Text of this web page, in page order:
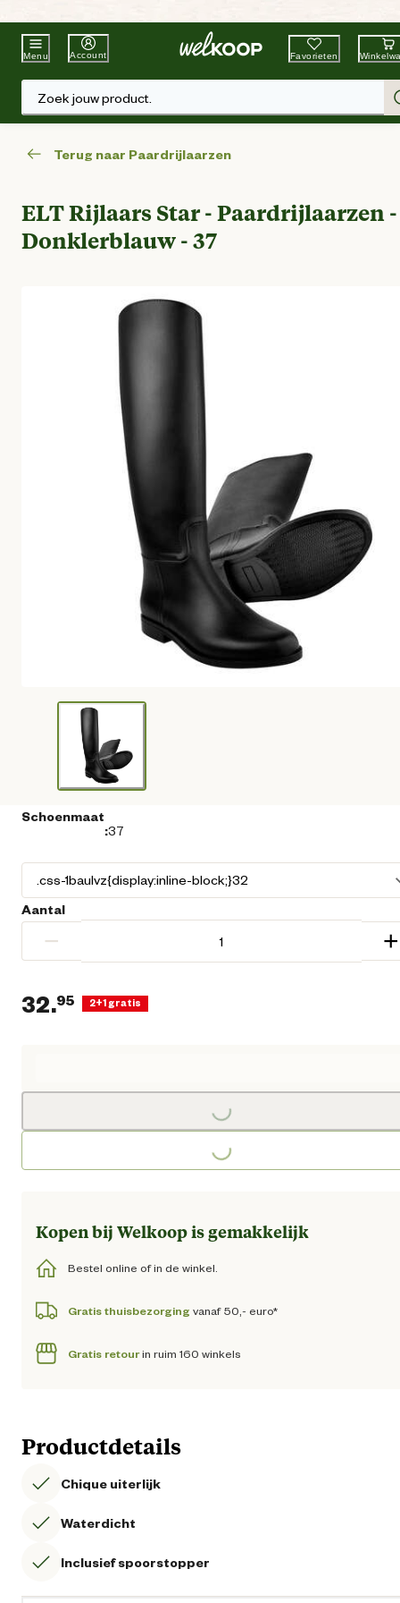
Beste WinkelketenTuin & Dier
Menu Account Favorieten
Zoek jouw product.
Terug naar Paardrijlaarzen
ELT Rijlaars Star - Paardrijlaarzen -
Donklerblauw - 37
Schoenmaat
:37
Aantal
− +
32.95 2+1 gratis
Loading...
Loading...
Kopen bij Welkoop is gemakkelijk
Bestel online of in de winkel.
Gratis thuisbezorging vanaf 50,- euro*
Gratis retourin ruim 160 winkels
Productdetails
Chique uiterlijk
Waterdicht
Inclusief spoorstopper